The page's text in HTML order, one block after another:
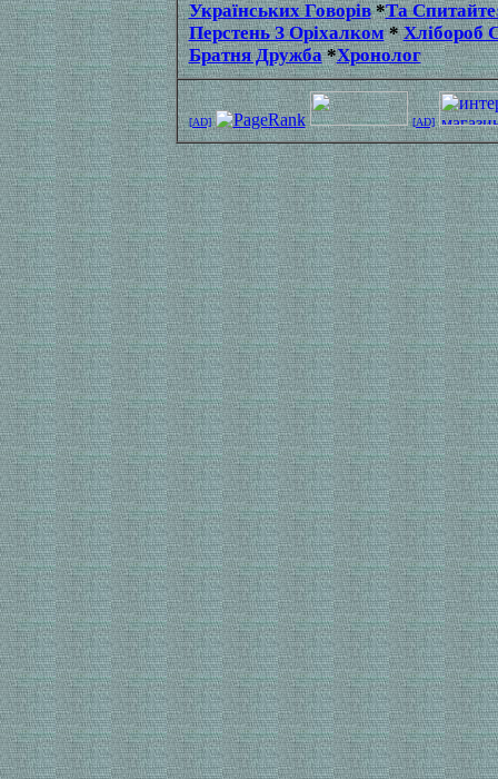
Українських Говорів*Та
Перстень З Оріхалком*Хлібороб
Братня Дружба*Хронолог
[AD] [AD]